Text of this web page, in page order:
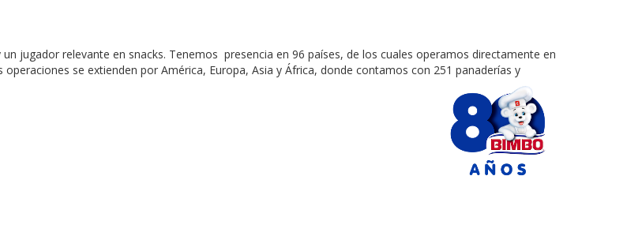
jugador relevante en snacks. Tenemos presencia en 96 países, de los cuales operamos directamente en
se extienden por América, Europa, Asia y África, donde contamos con 251 panaderías y